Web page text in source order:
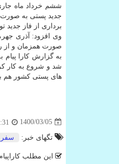
ششم خرداد ماه
جدید پستی به صورت
برداری از فاز
وی افزود: آذری
صورت همزمان و از
به گزارش کارا
شد و شروع به کار
های پستی کشور هم
1400/03/05
تگهای خبر: سفر
این مطلب